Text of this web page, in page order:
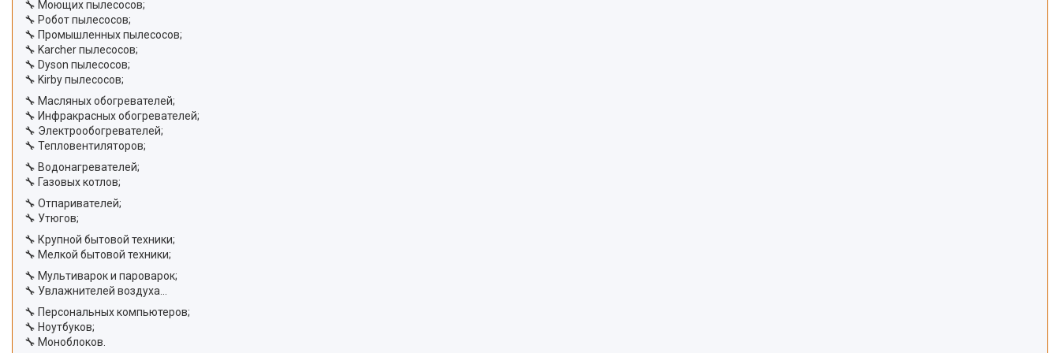
🔧 Моющих пылесосов;
🔧 Робот пылесосов;
🔧 Промышленных пылесосов;
🔧 Karcher пылесосов;
🔧 Dyson пылесосов;
🔧 Kirby пылесосов;
🔧 Масляных обогревателей;
🔧 Инфракрасных обогревателей;
🔧 Электрообогревателей;
🔧 Тепловентиляторов;
🔧 Водонагревателей;
🔧 Газовых котлов;
🔧 Отпаривателей;
🔧 Утюгов;
🔧 Крупной бытовой техники;
🔧 Мелкой бытовой техники;
🔧 Мультиварок и пароварок;
🔧 Увлажнителей воздуха...
🔧 Персональных компьютеров;
🔧 Ноутбуков;
🔧 Моноблоков.